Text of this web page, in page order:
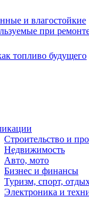
и влагостойкие
при
топливо будущего
Строительство и
Недвижимость
Авто, мото
Бизнес и финансы
Туризм, спорт,
Электроника и